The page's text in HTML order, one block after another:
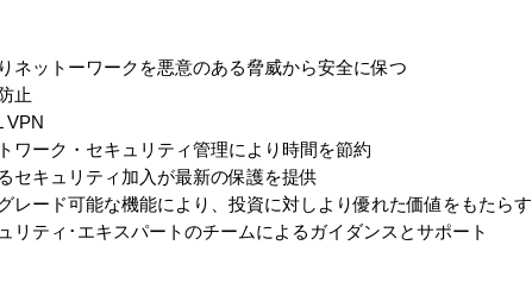
ネットーワークを悪意のある脅威から安全に保つ
止
VPN
ワーク・セキュリティ管理により時間を節約
セキュリティ加入が最新の保護を提供
レード可能な機能により、投資に対しより優れた価値をもたらす
リティ･エキスパートのチームによるガイダンスとサポート